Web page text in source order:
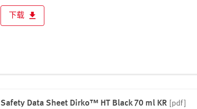
下载
Safety Data Sheet Dirko™ HT Black 70 ml KR [pdf]